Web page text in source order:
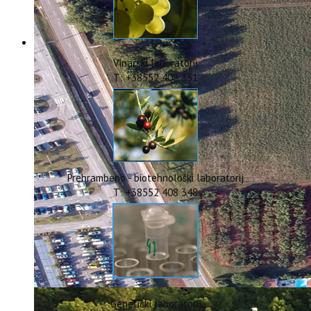
Javna nabava
Natječaji za radna mjesta
Zakonodavni okvir
Akti Instituta
Linkovi
Kontakt
webmail
Popularizacija znanosti
ERASMUS+
HyPro4ST
DIGIAGRI
GreenTea
CIRCOLIVE
Vinarski laboratorij
T: +38552 408 331
Prehrambeno - biotehnološki laboratorij
T: +38552 408 348
Genetički laboratorij